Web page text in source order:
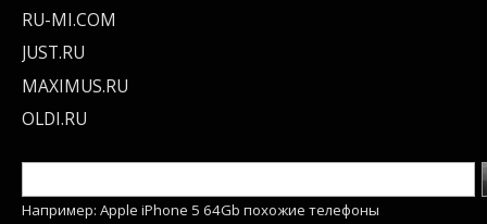
RU-MI.COM
JUST.RU
MAXIMUS.RU
OLDI.RU
Например: Apple iPhone 5 64Gb похожие телефоны